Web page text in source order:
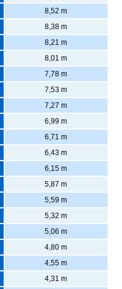
8,52 m
8,38 m
8,21 m
8,01 m
7,78 m
7,53 m
7,27 m
6,99 m
6,71 m
6,43 m
6,15 m
5,87 m
5,59 m
5,32 m
5,06 m
4,80 m
4,55 m
4,31 m